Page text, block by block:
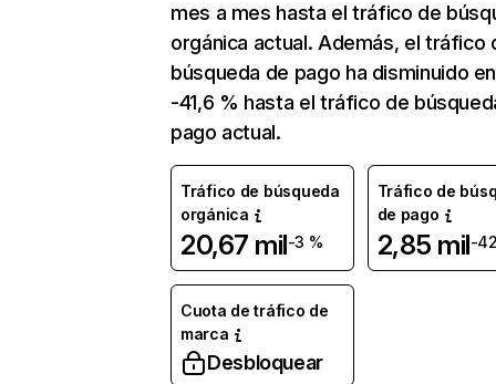
mes a mes hasta el tráfico de
orgánica actual. Además, el tráfico
búsqueda de pago ha disminuido en
-41,6 % hasta el tráfico de
pago actual.
Tráfico de búsqueda
orgánica
20,67 mil-3 %
Tráfico de
de pago
2,85 mil-
Cuota de tráfico de
marca
Desbloquear